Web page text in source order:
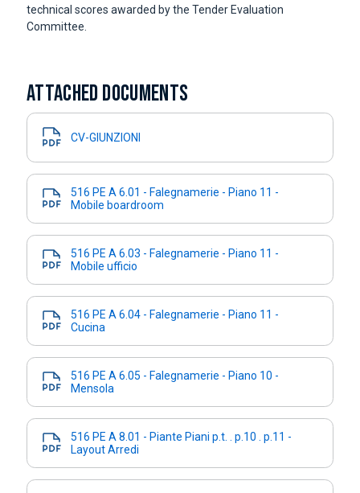
technical scores awarded by the Tender Evaluation
Committee.
ATTACHED DOCUMENTS
CV-GIUNZIONI
516 PE A 6.01 - Falegnamerie - Piano 11 -
Mobile boardroom
516 PE A 6.03 - Falegnamerie - Piano 11 -
Mobile ufficio
516 PE A 6.04 - Falegnamerie - Piano 11 -
Cucina
516 PE A 6.05 - Falegnamerie - Piano 10 -
Mensola
516 PE A 8.01 - Piante Piani p.t. . p.10 . p.11 -
Layout Arredi